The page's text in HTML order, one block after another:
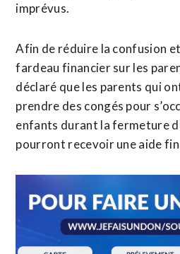
imprévus.
Afin de réduire la confusion
fardeau financier sur les
déclaré que les parents qui
prendre des congés pour
enfants durant la fermeture
pourront recevoir une aide